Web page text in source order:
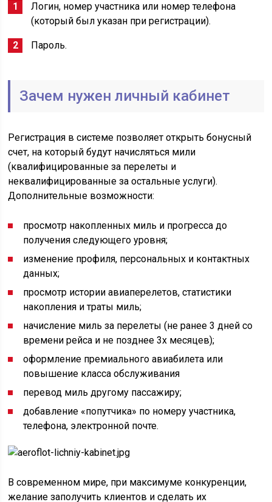
Логин, номер участника или номер телефона
(который был указан при регистрации).
Пароль.
Зачем нужен личный кабинет
Регистрация в системе позволяет открыть бонусный
счет, на который будут начисляться мили
(квалифицированные за перелеты и
неквалифицированные за остальные услуги).
Дополнительные возможности:
просмотр накопленных миль и прогресса до
получения следующего уровня;
изменение профиля, персональных и контактных
данных;
просмотр истории авиаперелетов, статистики
накопления и траты миль;
начисление миль за перелеты (не ранее 3 дней со
времени рейса и не позднее 3х месяцев);
оформление премиального авиабилета или
повышение класса обслуживания
перевод миль другому пассажиру;
добавление «попутчика» по номеру участника,
телефона, электронной почте.
В современном мире, при максимуме конкуренции,
желание заполучить клиентов и сделать их